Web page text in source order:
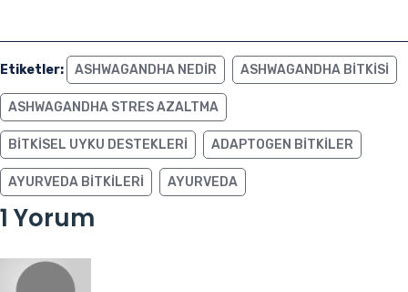
Etiketler: ASHWAGANDHA NEDIR ASHWAGANDHA BITKISI
ASHWAGANDHA STRES AZALTMA
BITKISEL UYKU DESTEKLERI ADAPTOGEN BITKILER
AYURVEDA BITKILERI AYURVEDA
1 Yorum